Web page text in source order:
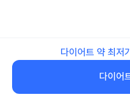
다이어트 약 최저
다이어